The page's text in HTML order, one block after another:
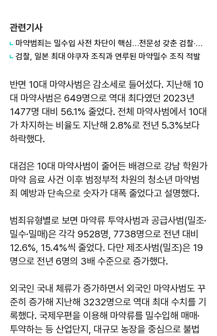
관련기사
마약범죄는 밀수입 사전 차단이 핵심…전문성 갖춘 검찰·세관 중요
검찰, 일본 최대 야쿠자 조직과 연루된 마약밀수 조직 적발
반면 10대 마약사범은 감소세로 들어섰다. 지난해 10
대 마약사범은 649명으로 역대 최다였던 2023년
1477명 대비 56.1% 줄었다. 전체 마약사범에서 10대
가 차지하는 비율도 지난해 2.8%로 전년 5.3%보다
하락했다.
대검은 10대 마약사범이 줄어든 배경으로 강남 학원가
마약 음료 사건 이후 범정부적 차원의 청소년 마약범
죄 예방과 단속으로 숫자가 대폭 줄었다고 설명했다.
범죄유형별로 보면 마약류 투약사범과 공급사범(밀조·
밀수·밀매)은 각각 9528명, 7738명으로 전년 대비
12.6%, 15.4%씩 줄었다. 다만 제조사범(밀조)은 19
명으로 전년 6명의 3배 수준으로 증가했다.
외국인 국내 체류가 증가하면서 외국인 마약사범도 꾸
준히 증가해 지난해 3232명으로 역대 최대 수치를 기
록했다. 국제우편을 이용해 마약류를 밀수입해 매매·
투약하는 등 산업단지, 대규모 농장을 중심으로 불법